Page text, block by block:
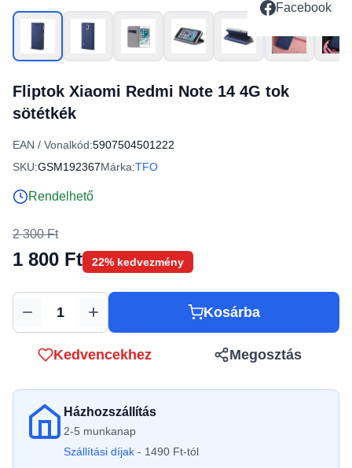
Facebook
Fliptok Xiaomi Redmi Note 14 4G tok
sötétkék
EAN / Vonalkód:5907504501222
SKU:GSM192367Márka:TFO
Rendelhető
2 300 Ft
1 800 Ft 22% kedvezmény
Mennyiség Kosárba
Kedvencekhez Megosztás
Házhozszállítás
2-5 munkanap
Szállítási díjak - 1490 Ft-tól